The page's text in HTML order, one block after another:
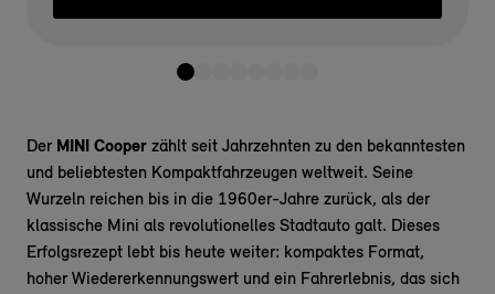
Der MINI Cooper zählt seit Jahrzehnten zu den bekanntesten
und beliebtesten Kompaktfahrzeugen weltweit. Seine
Wurzeln reichen bis in die 1960er-Jahre zurück, als der
klassische Mini als revolutionelles Stadtauto galt. Dieses
Erfolgsrezept lebt bis heute weiter: kompaktes Format,
hoher Wiedererkennungswert und ein Fahrerlebnis, das sich